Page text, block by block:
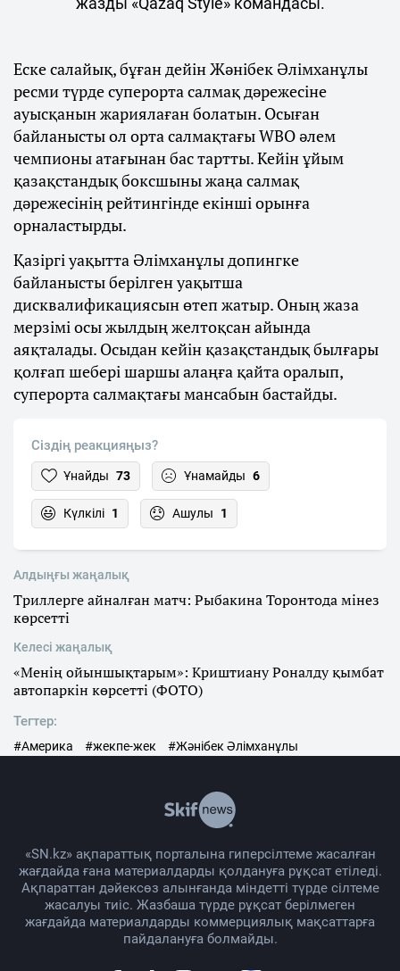
Еске салайық, бұған дейін Жәнібек Әлімханұлы
ресми түрде суперорта салмақ дәрежесіне
ауысқанын жариялаған болатын. Осыған
байланысты ол орта салмақтағы WBO әлем
чемпионы атағынан бас тартты. Кейін ұйым
қазақстандық боксшыны жаңа салмақ
дәрежесінің рейтингінде екінші орынға
орналастырды.
Қазіргі уақытта Әлімханұлы допингке
байланысты берілген уақытша
дисквалификациясын өтеп жатыр. Оның жаза
мерзімі осы жылдың желтоқсан айында
аяқталады. Осыдан кейін қазақстандық былғары
қолғап шебері шаршы алаңға қайта оралып,
суперорта салмақтағы мансабын бастайды.
Сіздің реакцияңыз?
Ұнайды 73 Ұнамайды 6
Күлкілі 1 Ашулы 1
Алдыңғы жаңалық
Триллерге айналған матч: Рыбакина Торонтода мінез
көрсетті
Келесі жаңалық
«Менің ойыншықтарым»: Криштиану Роналду қымбат
автопаркін көрсетті (ФОТО)
Тегтер:
#Америка #жекпе-жек #Жәнібек Әлімханұлы
«SN.kz» ақпараттық порталына гиперсілтеме жасалған
жағдайда ғана материалдарды қолдануға рұқсат етіледі.
Ақпараттан дәйексөз алынғанда міндетті түрде сілтеме
жасалуы тиіс. Жазбаша түрде рұқсат берілмеген
жағдайда материалдарды коммерциялық мақсаттарға
пайдалануға болмайды.